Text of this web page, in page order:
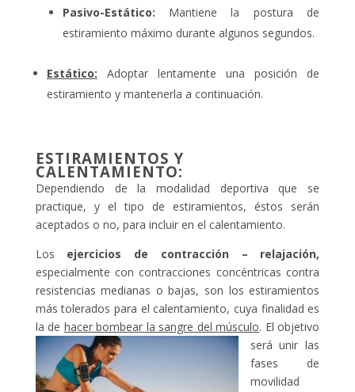
Pasivo-Estático: Mantiene la postura de
estiramiento máximo durante algunos segundos.
Estático: Adoptar lentamente una posición de
estiramiento y mantenerla a continuación.
ESTIRAMIENTOS Y
CALENTAMIENTO:
Dependiendo de la modalidad deportiva que se
practique, y el tipo de estiramientos, éstos serán
aceptados o no, para incluir en el calentamiento.
Los ejercicios de contracción – relajación,
especialmente con contracciones concéntricas contra
resistencias medianas o bajas, son los estiramientos
más tolerados para el calentamiento, cuya finalidad es
la de hacer bombear la sangre del músculo. El objetivo
será unir las
fases de
movilidad